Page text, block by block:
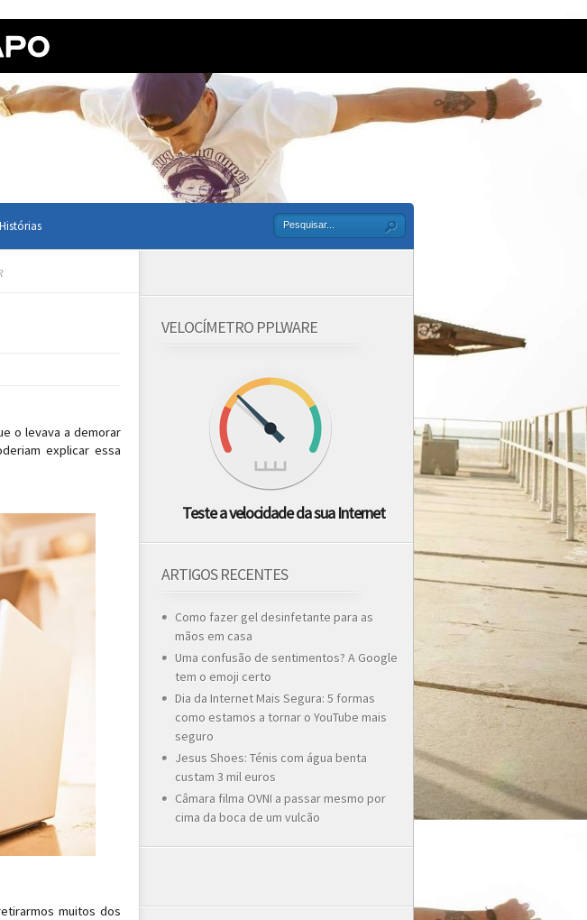
Histórias
o levava a demorar
explicar essa
muitos dos
VELOCÍMETRO PPLWARE
Teste a velocidade da sua Internet
ARTIGOS RECENTES
Como fazer gel desinfetante para as
mãos em casa
Uma confusão de sentimentos? A Google
tem o emoji certo
Dia da Internet Mais Segura: 5 formas
como estamos a tornar o YouTube mais
seguro
Jesus Shoes: Ténis com água benta
custam 3 mil euros
Câmara filma OVNI a passar mesmo por
cima da boca de um vulcão